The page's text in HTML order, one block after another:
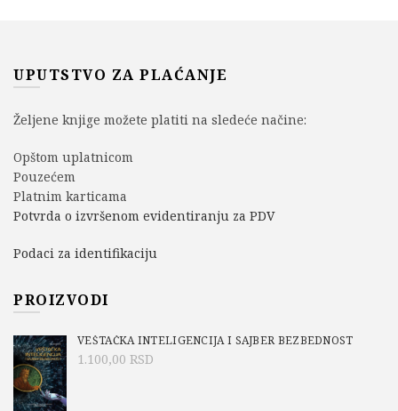
UPUTSTVO ZA PLAĆANJE
Željene knjige možete platiti na sledeće načine:
Opštom uplatnicom
Pouzećem
Platnim karticama
Potvrda o izvršenom evidentiranju za PDV
Podaci za identifikaciju
PROIZVODI
VEŠTAČKA INTELIGENCIJA I SAJBER BEZBEDNOST
1.100,00 RSD